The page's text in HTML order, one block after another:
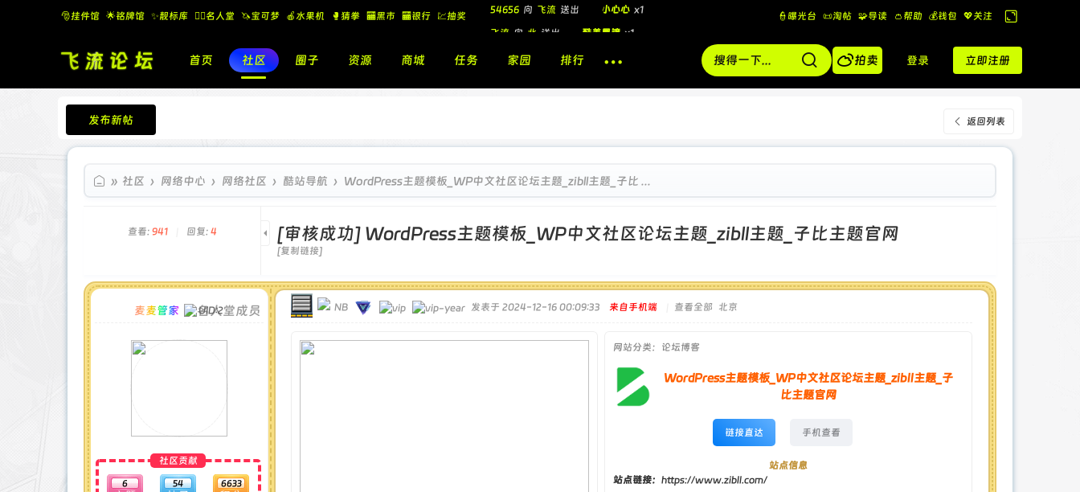
🎅挂件馆 🌟铭牌馆 ✨️靓标库 🧚‍♂️名人堂 🦄宝可梦 🍎水果机 🥊猜拳 🏧黑市 🏧银行 💹抽奖
🎁
飞流 向 北 送出 酷盖墨镜 x1
飞流 向 北 小心心 x1
54656 向 飞流 送出 小心心 x1
👮曝光台 📜淘帖 🧩导读 👛帮助 💰️钱包 💖关注
换
到
宽
版
首页 社区 圈子 资源 商城 任务 家园 排行 拍卖 登录 立即注册
返回列表
发布新帖
飞流论坛
» 社区 › 网络中心 › 网络社区 › 酷站导航 › WordPress主题模板_WP中文社区论坛主题_zibll主题_子比 ...
查看: 941 回复: 4 [审核成功] WordPress主题模板_WP中文社区论坛主题_zibll主题_子比主题官网
[复制链接]
麦麦管家 UID:2
社区贡献
6 54 6633
NB 发表于 2024-12-16 00:09:33 来自手机端 查看全部 北京
网站分类：论坛博客
WordPress主题模板_WP中文社区论坛主题_zibll主题_子
比主题官网
链接直达 手机查看
站点信息
站点链接：https://www.zibll.com/